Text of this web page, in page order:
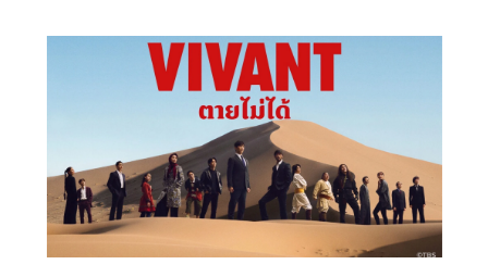
ขนิษฐา ภรรยา ได้ยื่นมือเข้าช่วยเหลือและรับน้องพั้นช์เป็นลูก